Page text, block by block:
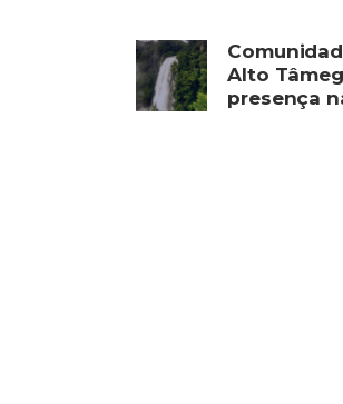
Alto
presença